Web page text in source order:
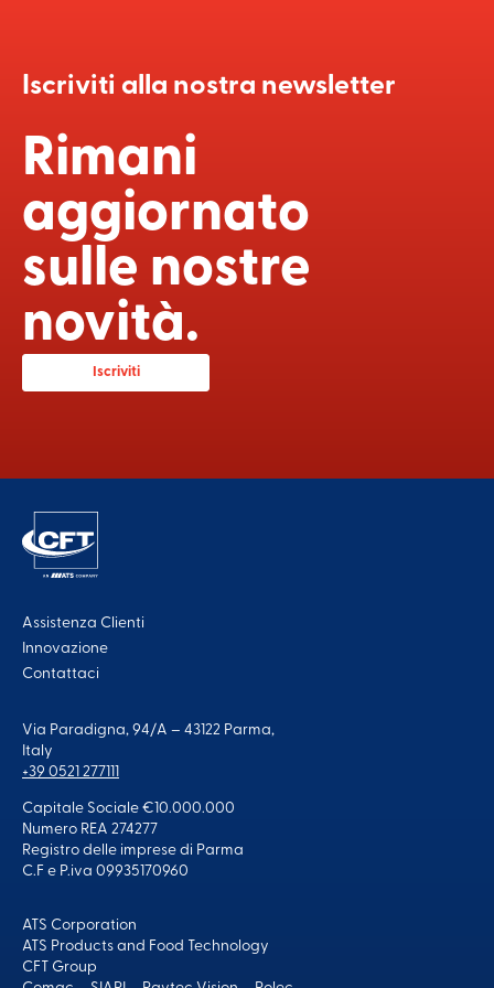
Iscriviti alla nostra newsletter
Rimani
aggiornato
sulle nostre
novità.
Iscriviti
Assistenza Clienti
Innovazione
Contattaci
Via Paradigna, 94/A – 43122 Parma,
Italy
+39 0521 277111
Capitale Sociale €10.000.000
Numero REA 274277
Registro delle imprese di Parma
C.F e P.iva 09935170960
ATS Corporation
ATS Products and Food Technology
CFT Group